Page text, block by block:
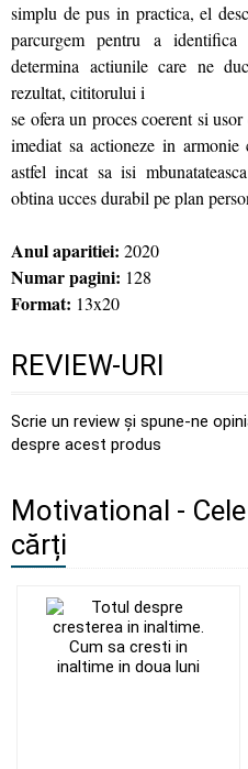
simplu de pus in practica, el
parcurgem pentru a
determina actiunile care ne
rezultat, cititorului i
se ofera un proces coerent si
imediat sa actioneze in
astfel incat sa isi
obtina ucces durabil pe plan
Anul aparitiei: 2020
Numar pagini: 128
Format: 13x20
REVIEW-URI
Scrie un review și spune-ne
despre acest produs
Motivational -
cărți